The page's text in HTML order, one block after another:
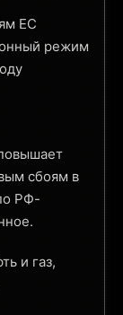
ЕС
режим
сбоям в
РФ-
и газ,